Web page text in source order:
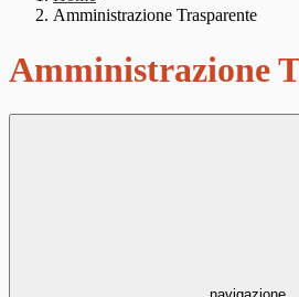
Amministrazione Trasparente
Amministrazione